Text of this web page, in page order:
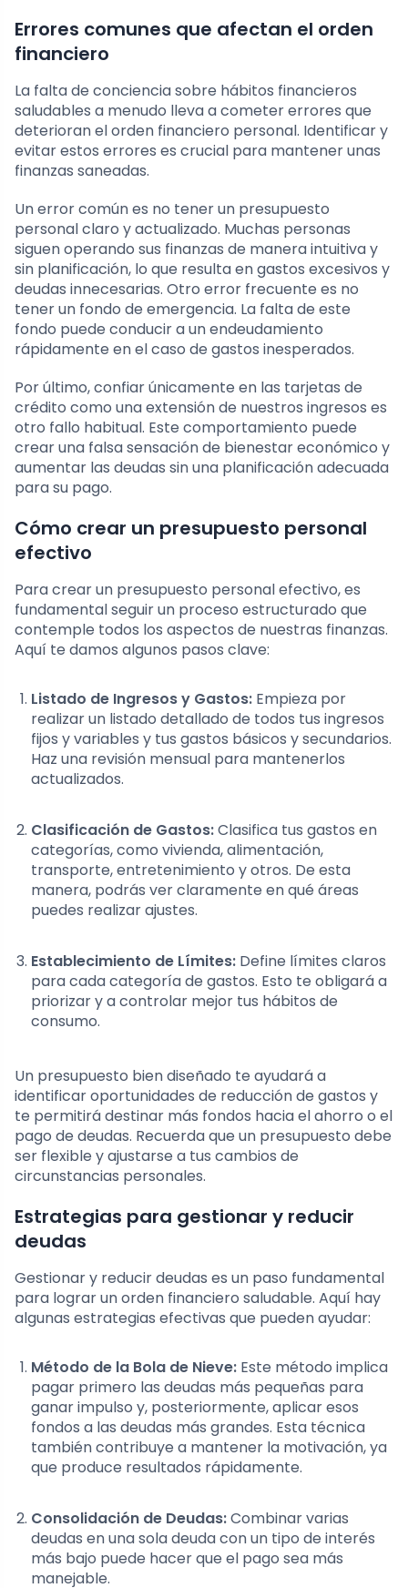
Errores comunes que afectan el orden
financiero
La falta de conciencia sobre hábitos financieros
saludables a menudo lleva a cometer errores que
deterioran el orden financiero personal. Identificar y
evitar estos errores es crucial para mantener unas
finanzas saneadas.
Un error común es no tener un presupuesto
personal claro y actualizado. Muchas personas
siguen operando sus finanzas de manera intuitiva y
sin planificación, lo que resulta en gastos excesivos y
deudas innecesarias. Otro error frecuente es no
tener un fondo de emergencia. La falta de este
fondo puede conducir a un endeudamiento
rápidamente en el caso de gastos inesperados.
Por último, confiar únicamente en las tarjetas de
crédito como una extensión de nuestros ingresos es
otro fallo habitual. Este comportamiento puede
crear una falsa sensación de bienestar económico y
aumentar las deudas sin una planificación adecuada
para su pago.
Cómo crear un presupuesto personal
efectivo
Para crear un presupuesto personal efectivo, es
fundamental seguir un proceso estructurado que
contemple todos los aspectos de nuestras finanzas.
Aquí te damos algunos pasos clave:
Listado de Ingresos y Gastos: Empieza por
realizar un listado detallado de todos tus ingresos
fijos y variables y tus gastos básicos y secundarios.
Haz una revisión mensual para mantenerlos
actualizados.
Clasificación de Gastos:Clasifica tus gastos en
categorías, como vivienda, alimentación,
transporte, entretenimiento y otros. De esta
manera, podrás ver claramente en qué áreas
puedes realizar ajustes.
Establecimiento de Límites: Define límites claros
para cada categoría de gastos. Esto te obligará a
priorizar y a controlar mejor tus hábitos de
consumo.
Un presupuesto bien diseñado te ayudará a
identificar oportunidades de reducción de gastos y
te permitirá destinar más fondos hacia el ahorro o el
pago de deudas. Recuerda que un presupuesto debe
ser flexible y ajustarse a tus cambios de
circunstancias personales.
Estrategias para gestionar y reducir
deudas
Gestionar y reducir deudas es un paso fundamental
para lograr un orden financiero saludable. Aquí hay
algunas estrategias efectivas que pueden ayudar:
Método de la Bola de Nieve: Este método implica
pagar primero las deudas más pequeñas para
ganar impulso y, posteriormente, aplicar esos
fondos a las deudas más grandes. Esta técnica
también contribuye a mantener la motivación, ya
que produce resultados rápidamente.
Consolidación de Deudas:Combinar varias
deudas en una sola deuda con un tipo de interés
más bajo puede hacer que el pago sea más
manejable.